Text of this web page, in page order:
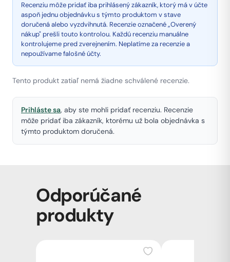
Recenziu môže pridať iba prihlásený zákazník, ktorý má v účte
aspoň jednu objednávku s týmto produktom v stave
doručená alebo vyzdvihnutá. Recenzie označené „Overený
nákup" prešli touto kontrolou. Každú recenziu manuálne
kontrolujeme pred zverejnením. Neplatíme za recenzie a
nepoužívame falošné účty.
Tento produkt zatiaľ nemá žiadne schválené recenzie.
Prihláste sa, aby ste mohli pridať recenziu. Recenzie
môže pridať iba zákazník, ktorému už bola objednávka s
týmto produktom doručená.
Odporúčané
produkty